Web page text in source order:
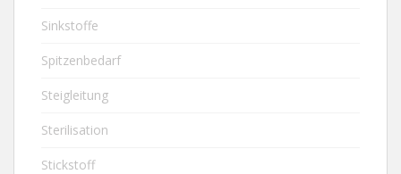
Sinkstoffe
Spitzenbedarf
Steigleitung
Sterilisation
Stickstoff